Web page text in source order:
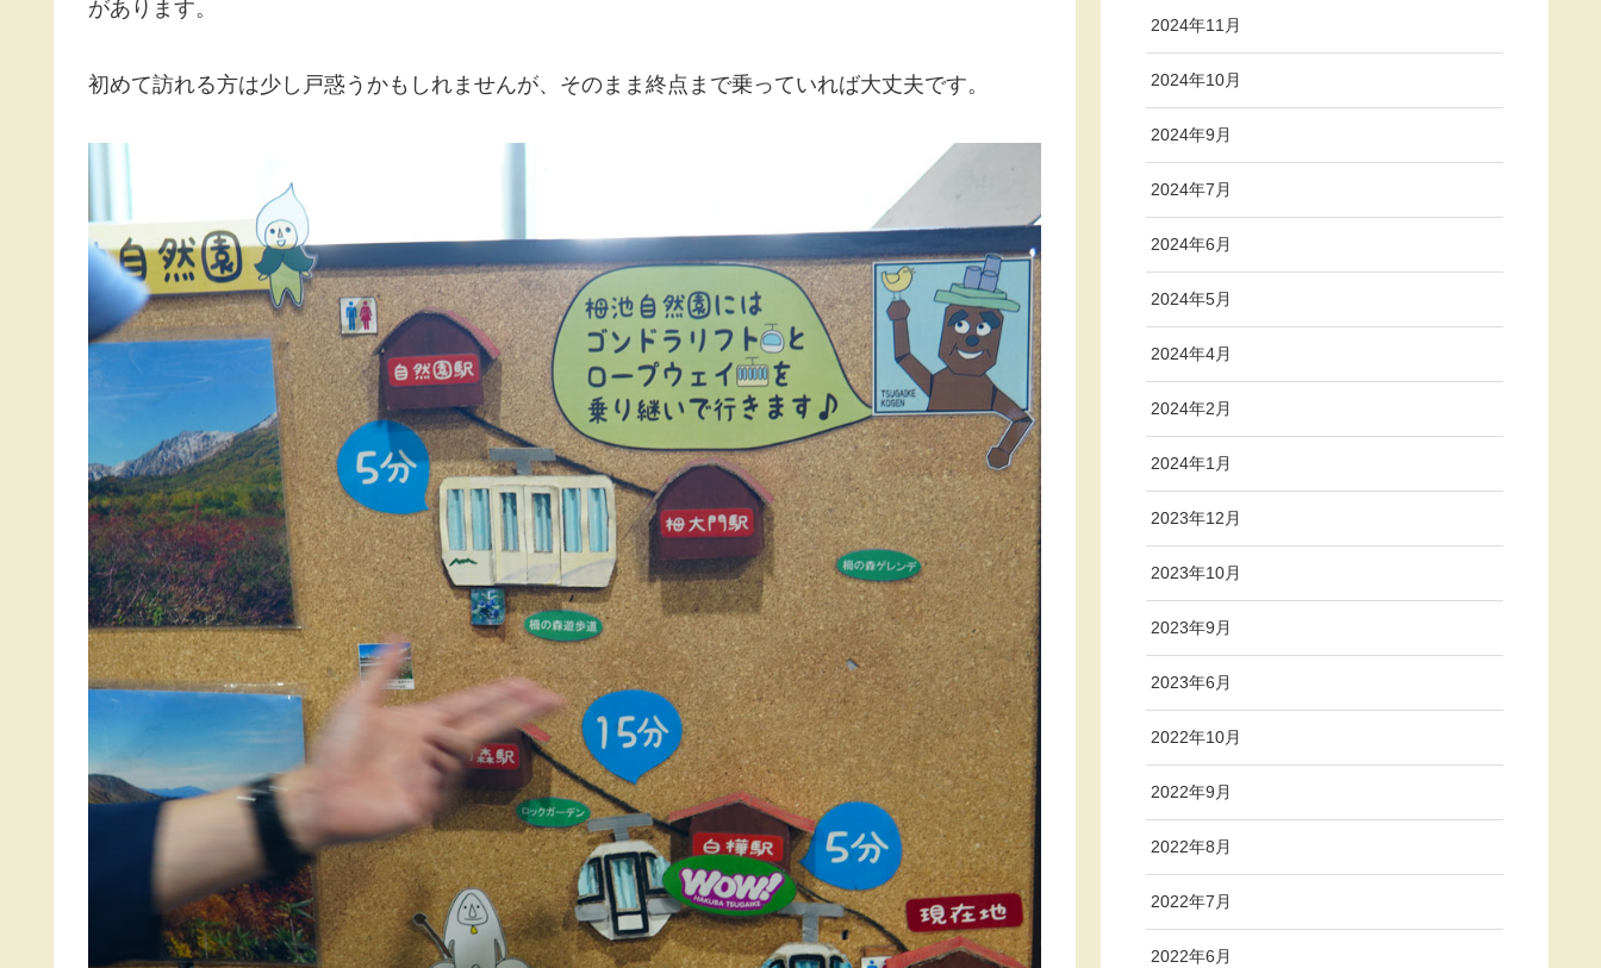
があります。
初めて訪れる方は少し戸惑うかもしれませんが、そのまま終点まで乗っていれば大丈夫です。
2024年11月
2024年10月
2024年9月
2024年7月
2024年6月
2024年5月
2024年4月
2024年2月
2024年1月
2023年12月
2023年10月
2023年9月
2023年6月
2022年10月
2022年9月
2022年8月
2022年7月
2022年6月